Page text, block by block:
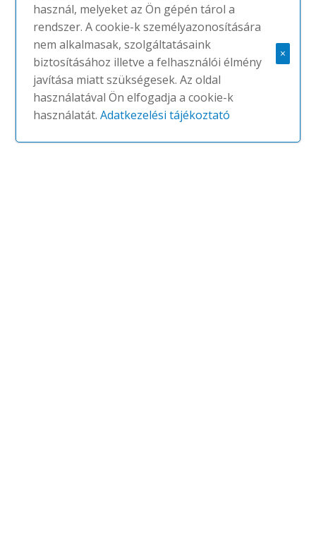
Solo Rectangle
ECOPHON
használ, melyeket az Ön gépén tárol a
rendszer. A cookie-k személyazonosítására
nem alkalmasak, szolgáltatásaink
biztosításához illetve a felhasználói élmény
javítása miatt szükségesek. Az oldal
használatával Ön elfogadja a cookie-k
használatát.Adatkezelési tájékoztató
×